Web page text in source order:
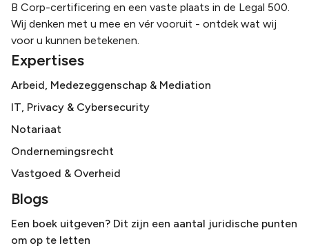
B Corp-certificering en een vaste plaats in de Legal 500.
Wij denken met u mee en vér vooruit - ontdek wat wij
voor u kunnen betekenen.
Expertises
Arbeid, Medezeggenschap & Mediation
IT, Privacy & Cybersecurity
Notariaat
Ondernemingsrecht
Vastgoed & Overheid
Blogs
Een boek uitgeven? Dit zijn een aantal juridische punten
om op te letten